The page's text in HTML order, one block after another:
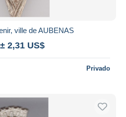
ville de AUBENAS
± 2,31 US$
Privado